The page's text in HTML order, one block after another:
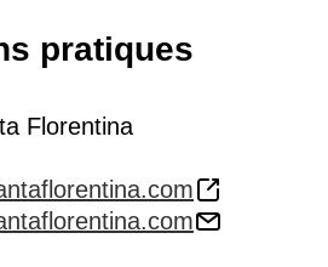
pratiques
Florentina